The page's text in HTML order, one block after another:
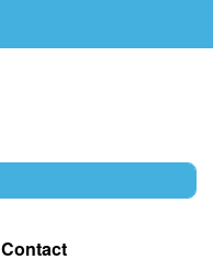
Contact